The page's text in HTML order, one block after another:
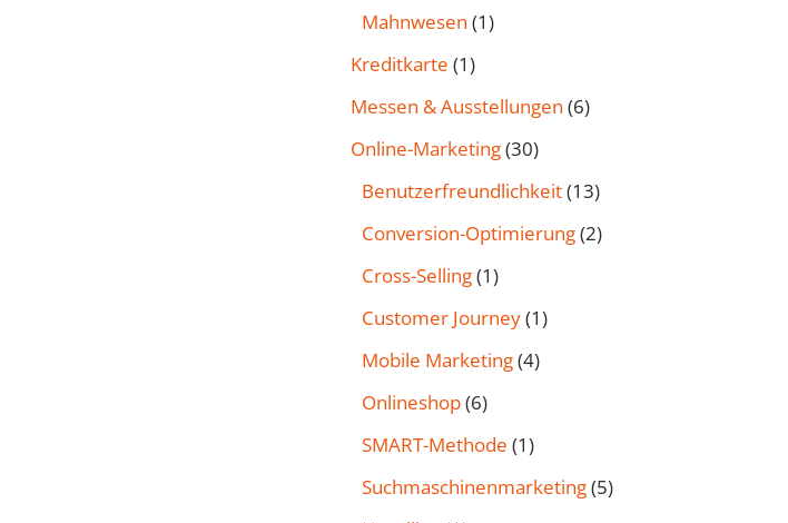
Mahnwesen (1)
Kreditkarte (1)
Messen & Ausstellungen (6)
Online-Marketing(30)
Benutzer­freund­lichkeit(13)
Conversion-Optimierung(2)
Cross-Selling(1)
Customer Journey(1)
Mobile Marketing(4)
Onlineshop(6)
SMART-Methode (1)
Such­maschinen­marketing(5)